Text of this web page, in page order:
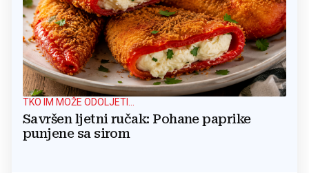
TKO IM MOŽE ODOLJETI...
Savršen ljetni ručak: Pohane paprike
punjene sa sirom